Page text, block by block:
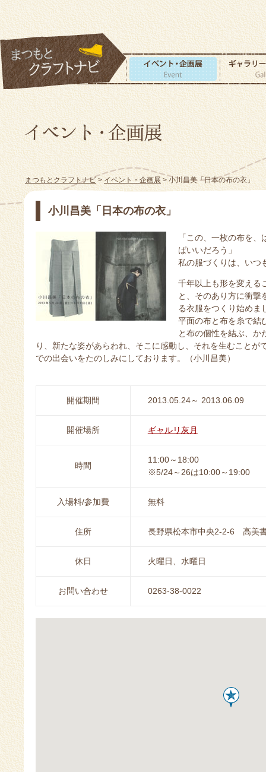
まつもとクラフトナビ>イベント・企画展> 小川昌美「日本の布の衣」
小川昌美「日本の布の衣」
「この、一枚の布を
ばいいだろう」
私の服づくりは、いつ
千年以上も形を変える
と、そのあり方に衝撃
る衣服をつくり始めま
平面の布と布を糸で結
と布の個性を結ぶ、か
り、新たな姿があらわれ、そこに感動し、それを生むこと
での出会いをたのしみにしております。（小川昌美）
開催期間 2013.05.24～ 2013.06.09
開催場所 ギャルリ灰月
時間
11:00～18:00
※5/24～26は10:00～19:00
入場料/参加費 無料
住所 長野県松本市中央2-2-6 高美
休日 火曜日、水曜日
お問い合わせ 0263-38-0022